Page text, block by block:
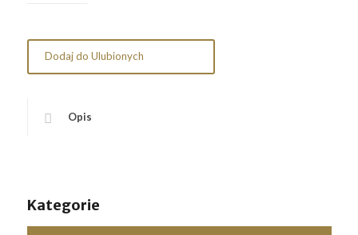
Dodaj do Ulubionych
Opis
Kategorie